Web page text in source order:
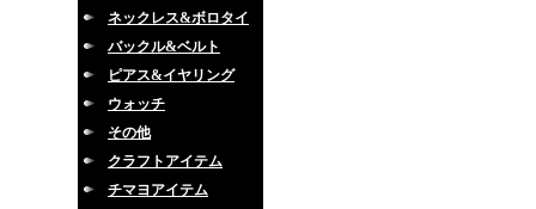
ネックレス&ボロタイ
バックル&ベルト
ピアス&イヤリング
ウォッチ
その他
クラフトアイテム
チマヨアイテム